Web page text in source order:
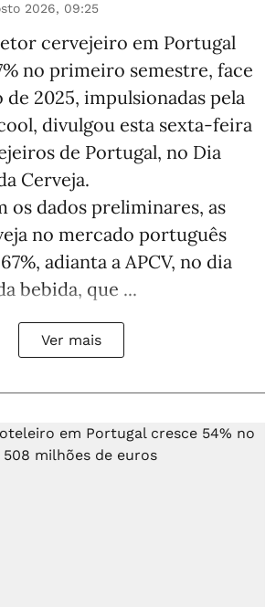
2026, 09:25
cervejeiro em Portugal
no primeiro semestre, face
2025, impulsionadas pela
divulgou esta sexta-feira
de Portugal, no Dia
Cerveja.
os dados preliminares, as
no mercado português
adianta a APCV, no dia
bebida, que ...
Ver mais